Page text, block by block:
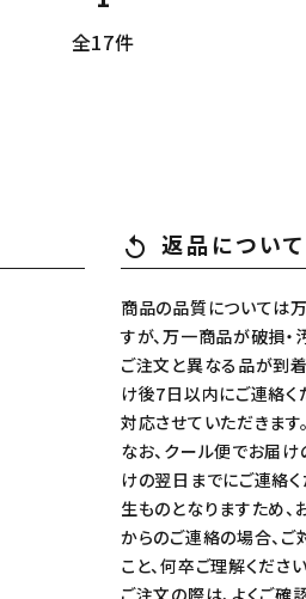
全17件
replay 返品について
商品の品質については
すが、万一商品が破損・
ご注文と異なる品が到
け後7日以内にご連絡く
対応させていただきます。
なお、クール便でお届け
けの翌日までにご連絡く
生ものとなりますため、
からのご連絡の場合、
こと、何卒ご理解ください